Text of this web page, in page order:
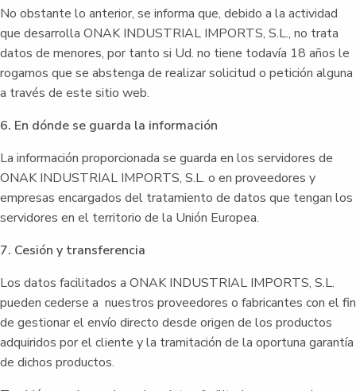
No obstante lo anterior, se informa que, debido a la actividad
que desarrolla ONAK INDUSTRIAL IMPORTS, S.L., no trata
datos de menores, por tanto si Ud. no tiene todavía 18 años le
rogamos que se abstenga de realizar solicitud o petición alguna
a través de este sitio web.
6. En dónde se guarda la información
La información proporcionada se guarda en los servidores de
ONAK INDUSTRIAL IMPORTS, S.L. o en proveedores y
empresas encargados del tratamiento de datos que tengan los
servidores en el territorio de la Unión Europea.
7. Cesión y transferencia
Los datos facilitados a ONAK INDUSTRIAL IMPORTS, S.L.
pueden cederse a nuestros proveedores o fabricantes con el fin
de gestionar el envío directo desde origen de los productos
adquiridos por el cliente y la tramitación de la oportuna garantía
de dichos productos.